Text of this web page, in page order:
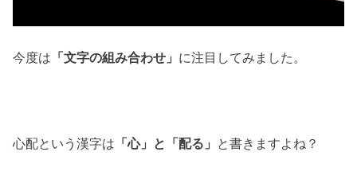
今度は 「文字の組み合わせ」 に注目してみました。
心配という漢字は 「心」と「配る」 と書きますよね？